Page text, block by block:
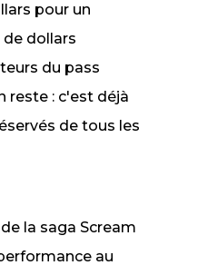
pour un
dollars
du pass
reste : c'est déjà
de tous les
la sagaScream
au